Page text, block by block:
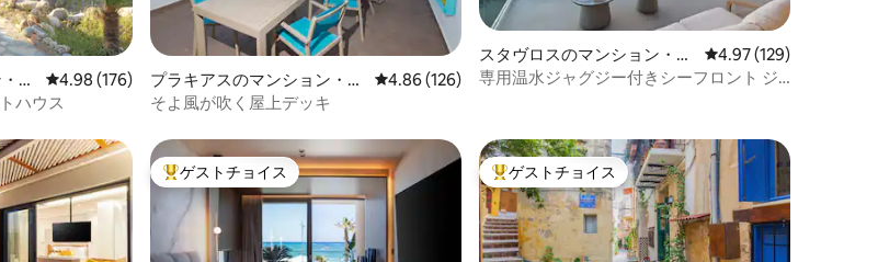
評価
ア
レビュー176件、5つ星中4.98つ星の平均評価
4.98 (176)
ハウス
プラキアスのマンション・ア
パート
レビュー126件、5つ星中4.86つ星の平均評価
4.86 (126)
そよ風が吹く屋上デッキ
スタヴロスのマンション・ア
パート
レビュー129件、5つ
4.97 (129)
専用温水ジャグジー付きシーフロント ジ
す。 大好評のゲストチョイスです。
ゲストチョイス 大好評のゲストチョイスです。
ゲストチョイス